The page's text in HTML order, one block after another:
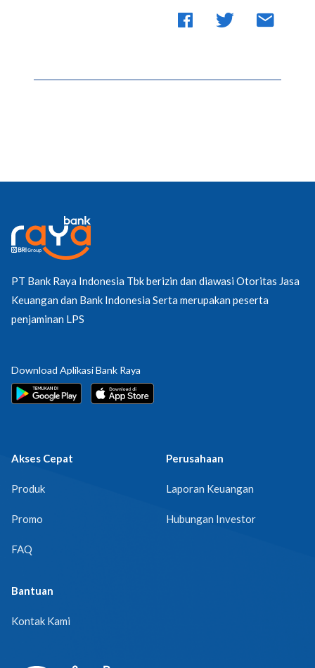
PT Bank Raya Indonesia Tbk berizin dan diawasi Otoritas Jasa
Keuangan dan Bank Indonesia Serta merupakan peserta
penjaminan LPS
Download Aplikasi Bank Raya
Akses Cepat
Produk
Promo
FAQ
Perusahaan
Laporan Keuangan
Hubungan Investor
Bantuan
Kontak Kami